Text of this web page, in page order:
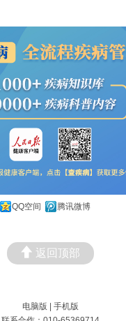
QQ空间 腾讯微博
返回顶部
电脑版
手机版